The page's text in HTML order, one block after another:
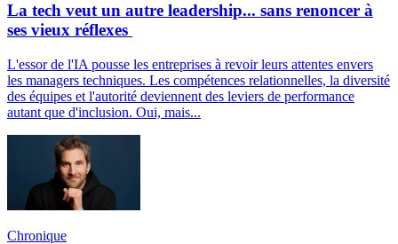
La tech veut un autre leadership... sans renoncer à
ses vieux réflexes
L'essor de l'IA pousse les entreprises à revoir leurs attentes envers
les managers techniques. Les compétences relationnelles, la diversité
des équipes et l'autorité deviennent des leviers de performance
autant que d'inclusion. Oui, mais...
Chronique